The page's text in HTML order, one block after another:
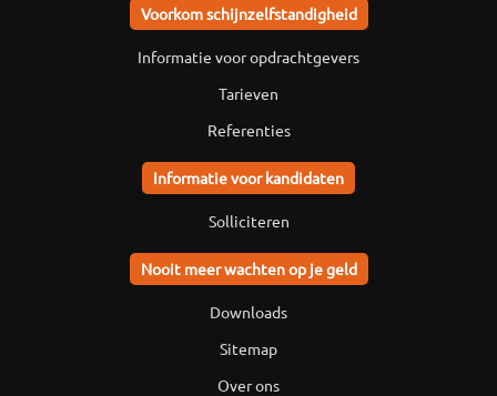
Voorkom schijnzelfstandigheid
Informatie voor opdrachtgevers
Tarieven
Referenties
Informatie voor kandidaten
Solliciteren
Nooit meer wachten op je geld
Downloads
Sitemap
Over ons